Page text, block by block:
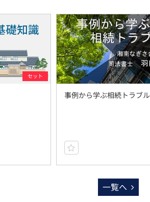
セット
事例から学ぶ相続トラブル
一覧へ